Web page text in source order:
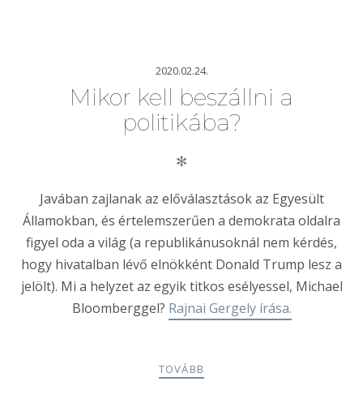
2020.02.24.
Mikor kell beszállni a
politikába?
✻
Javában zajlanak az előválasztások az Egyesült
Államokban, és értelemszerűen a demokrata oldalra
figyel oda a világ (a republikánusoknál nem kérdés,
hogy hivatalban lévő elnökként Donald Trump lesz a
jelölt). Mi a helyzet az egyik titkos esélyessel, Michael
Bloomberggel? Rajnai Gergely írása.
TOVÁBB